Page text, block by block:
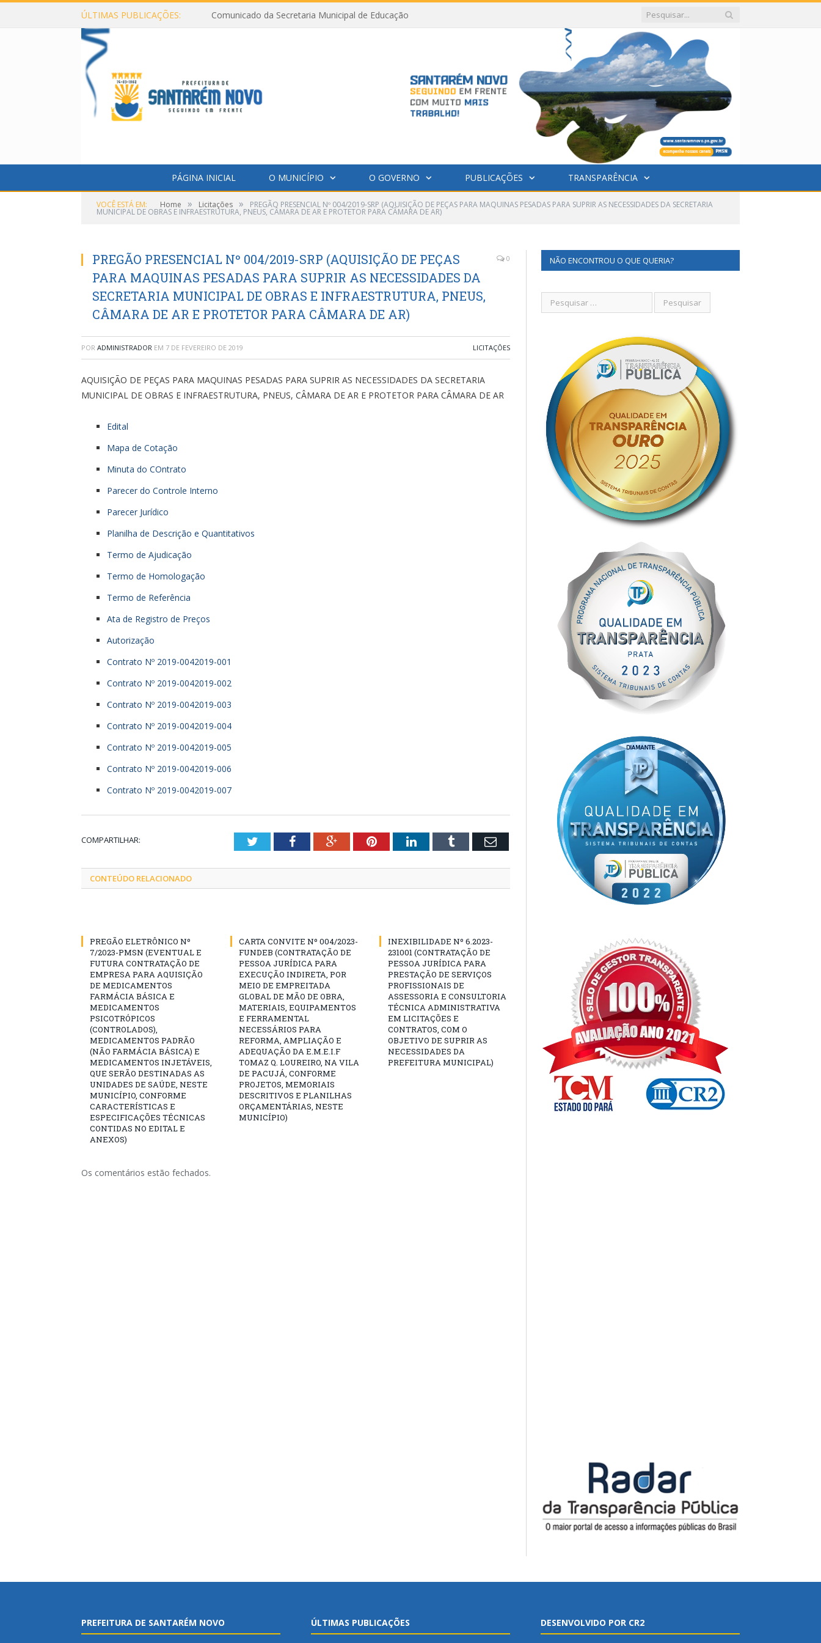
ÚLTIMAS PUBLICAÇÕES: Comunicado da Secretaria Municipal de Educação
PÁGINA INICIAL O MUNICÍPIO O GOVERNO PUBLICAÇÕES TRANSPARÊNCIA
VOCÊ ESTÁ EM: Home » Licitações » PREGÃO PRESENCIAL Nº 004/2019-SRP (AQUISIÇÃO DE PEÇAS PARA MAQUINAS PESADAS PARA SUPRIR AS NECESSIDADES DA SECRETARIA
MUNICIPAL DE OBRAS E INFRAESTRUTURA, PNEUS, CÂMARA DE AR E PROTETOR PARA CÂMARA DE AR)
PREGÃO PRESENCIAL Nº 004/2019-SRP (AQUISIÇÃO DE PEÇAS
PARA MAQUINAS PESADAS PARA SUPRIR AS NECESSIDADES DA
SECRETARIA MUNICIPAL DE OBRAS E INFRAESTRUTURA, PNEUS,
CÂMARA DE AR E PROTETOR PARA CÂMARA DE AR)
0
POR ADMINISTRADOR EM 7 DE FEVEREIRO DE 2019 LICITAÇÕES
AQUISIÇÃO DE PEÇAS PARA MAQUINAS PESADAS PARA SUPRIR AS NECESSIDADES DA SECRETARIA
MUNICIPAL DE OBRAS E INFRAESTRUTURA, PNEUS, CÂMARA DE AR E PROTETOR PARA CÂMARA DE AR
Edital
Mapa de Cotação
Minuta do COntrato
Parecer do Controle Interno
Parecer Jurídico
Planilha de Descrição e Quantitativos
Termo de Ajudicação
Termo de Homologação
Termo de Referência
Ata de Registro de Preços
Autorização
Contrato Nº 2019-0042019-001
Contrato Nº 2019-0042019-002
Contrato Nº 2019-0042019-003
Contrato Nº 2019-0042019-004
Contrato Nº 2019-0042019-005
Contrato Nº 2019-0042019-006
Contrato Nº 2019-0042019-007
COMPARTILHAR: TwitterFacebookGoogle+PinterestLinkedInTumblr Email
CONTEÚDO RELACIONADO
PREGÃO ELETRÔNICO Nº
7/2023-PMSN (EVENTUAL E
FUTURA CONTRATAÇÃO DE
EMPRESA PARA AQUISIÇÃO
DE MEDICAMENTOS
FARMÁCIA BÁSICA E
MEDICAMENTOS
PSICOTRÓPICOS
(CONTROLADOS),
MEDICAMENTOS PADRÃO
(NÃO FARMÁCIA BÁSICA) E
MEDICAMENTOS INJETÁVEIS,
QUE SERÃO DESTINADAS AS
UNIDADES DE SAÚDE, NESTE
MUNICÍPIO, CONFORME
CARACTERÍSTICAS E
ESPECIFICAÇÕES TÉCNICAS
CONTIDAS NO EDITAL E
ANEXOS)
CARTA CONVITE Nº 004/2023-
FUNDEB (CONTRATAÇÃO DE
PESSOA JURÍDICA PARA
EXECUÇÃO INDIRETA, POR
MEIO DE EMPREITADA
GLOBAL DE MÃO DE OBRA,
MATERIAIS, EQUIPAMENTOS
E FERRAMENTAL
NECESSÁRIOS PARA
REFORMA, AMPLIAÇÃO E
ADEQUAÇÃO DA E.M.E.I.F
TOMAZ Q. LOUREIRO, NA VILA
DE PACUJÁ, CONFORME
PROJETOS, MEMORIAIS
DESCRITIVOS E PLANILHAS
ORÇAMENTÁRIAS, NESTE
MUNICÍPIO)
INEXIBILIDADE Nº 6.2023-
231001 (CONTRATAÇÃO DE
PESSOA JURÍDICA PARA
PRESTAÇÃO DE SERVIÇOS
PROFISSIONAIS DE
ASSESSORIA E CONSULTORIA
TÉCNICA ADMINISTRATIVA
EM LICITAÇÕES E
CONTRATOS, COM O
OBJETIVO DE SUPRIR AS
NECESSIDADES DA
PREFEITURA MUNICIPAL)
Os comentários estão fechados.
NÃO ENCONTROU O QUE QUERIA?
PREFEITURA DE SANTARÉM NOVO ÚLTIMAS PUBLICAÇÕES DESENVOLVIDO POR CR2